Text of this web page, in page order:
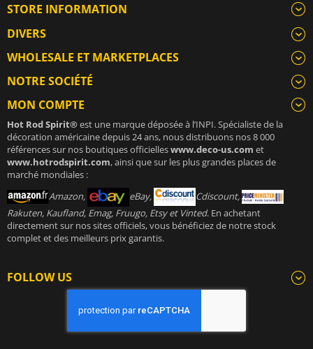
STORE INFORMATION
DIVERS
WHOLESALE ET MARKETPLACES
NOTRE SOCIÉTÉ
MON COMPTE
Hot Rod Spirit®est une marque déposée à l’INPI. Spécialiste de la
décoration américaine depuis 24 ans, nous distribuons nos 8 000
références sur nos boutiques officielleswww.deco-us.com et
www.hotrodspirit.com, ainsi que sur les plus grandes places de
marché mondiales :
Amazon,
eBay,
Cdiscount,
Rakuten, Kaufland, Emag, Fruugo, Etsy et Vinted. En achetant
directement sur nos sites officiels, vous bénéficiez de notre stock
complet et des meilleurs prix garantis.
FOLLOW US